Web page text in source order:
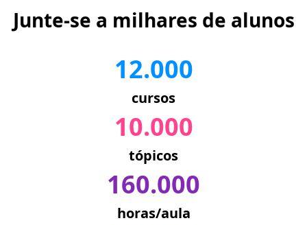
Junte-se a milhares de alunos
12.000
cursos
10.000
tópicos
160.000
horas/aula